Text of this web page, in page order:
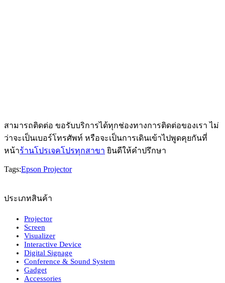
สามารถติดต่อ ขอรับบริการได้ทุกช่องทางการติดต่อของเรา ไม่
ว่าจะเป็นเบอร์โทรศัพท์ หรือจะเป็นการเดินเข้าไปพูดคุยกันที่
หน้าร้านโปรเจคโปรทุกสาขา ยินดีให้คำปรึกษา
Tags:Epson Projector
ประเภทสินค้า
Projector
Screen
Visualizer
Interactive Device
Digital Signage
Conference & Sound System
Gadget
Accessories